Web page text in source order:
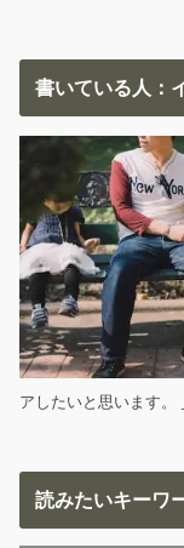
書いている人：
アしたいと思います。
読みたいキーワ